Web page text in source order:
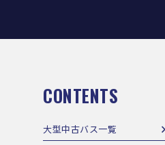
CONTENTS
大型中古バス一覧